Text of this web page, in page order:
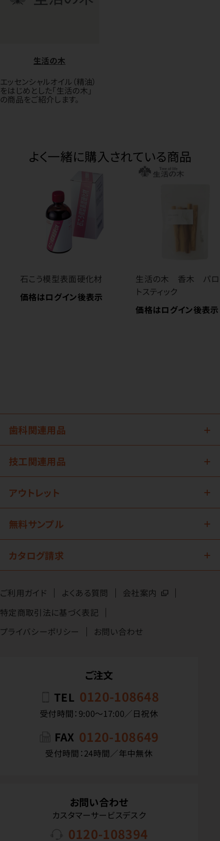
生活の木
エッセンシャルオイル（精油）
をはじめとした「生活の木」
の商品をご紹介します。
よく一緒に購入されている商品
石こう模型表面硬化材
価格はログイン後表示
生活の木 香木 パロ
トスティック
価格はログイン後表示
歯科関連用品
技工関連用品
アウトレット
無料サンプル
カタログ請求
ご利用ガイド よくある質問
会社案内
特定商取引法に基づく表記
プライバシーポリシー
お問い合わせ
ご注文
TEL 0120-108648
受付時間：9:00〜17:00／日祝休
FAX 0120-108649
受付時間：24時間／年中無休
お問い合わせ
カスタマーサービスデスク
0120-108394